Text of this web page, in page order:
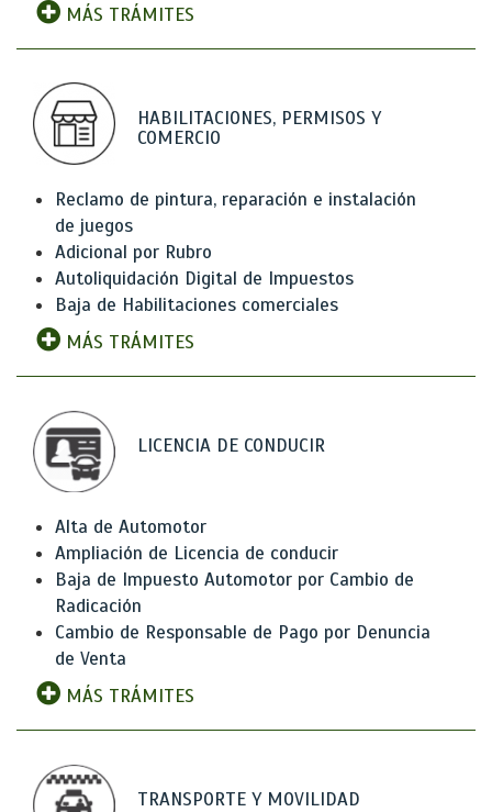
MÁS TRÁMITES
HABILITACIONES, PERMISOS Y
COMERCIO
Reclamo de pintura, reparación e instalación
de juegos
Adicional por Rubro
Autoliquidación Digital de Impuestos
Baja de Habilitaciones comerciales
MÁS TRÁMITES
LICENCIA DE CONDUCIR
Alta de Automotor
Ampliación de Licencia de conducir
Baja de Impuesto Automotor por Cambio de
Radicación
Cambio de Responsable de Pago por Denuncia
de Venta
MÁS TRÁMITES
TRANSPORTE Y MOVILIDAD